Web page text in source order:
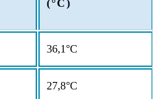
(°C)
36,1°C
27,8°C